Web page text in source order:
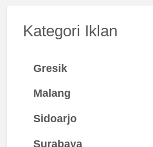
Kategori Iklan
Gresik
Malang
Sidoarjo
Surabaya